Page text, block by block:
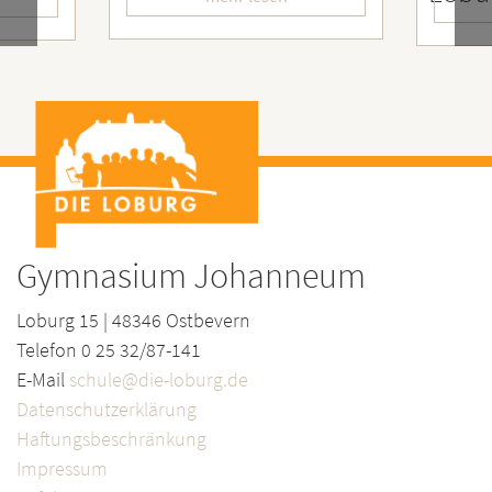
Gymnasium Johanneum
Loburg 15 | 48346 Ostbevern
Telefon 0 25 32/87-141
E-Mail schule@die-loburg.de
Datenschutzerklärung
Haftungsbeschränkung
Impressum